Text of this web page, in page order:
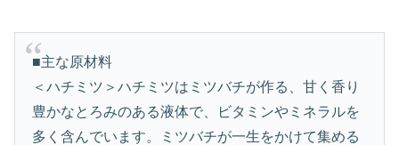
■主な原材料
＜ハチミツ＞ハチミツはミツバチが作る、甘く香り
豊かなとろみのある液体で、ビタミンやミネラルを
多く含んでいます。ミツバチが一生をかけて集める